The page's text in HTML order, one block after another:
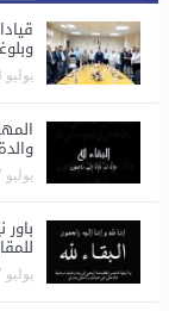
يوليو 28, 2026
يوليو 17, 2026
يوليو 17, 2026